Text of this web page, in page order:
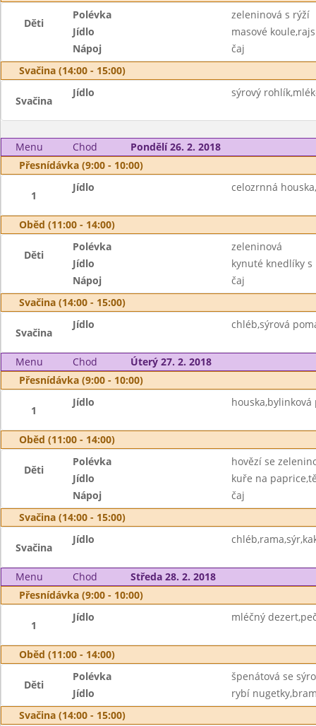
Děti
Polévka
zeleninová s rýží
Jídlo
masové
Nápoj
čaj
Svačina (14:00 - 15:00)
Svačina
Jídlo sýrový
Menu Chod
Pondělí 26. 2. 2018
Přesnídávka (9:00 - 10:00)
1
Jídlo celozrnná
Oběd (11:00 - 14:00)
Děti
Polévka
zeleninová
Jídlo
kynuté knedlíky
Nápoj
čaj
Svačina (14:00 - 15:00)
Svačina
Jídlo chléb,sýrová
Menu Chod
Úterý 27. 2. 2018
Přesnídávka (9:00 - 10:00)
1
Jídlo houska,bylinková
Oběd (11:00 - 14:00)
Děti
Polévka
hovězí se
Jídlo
kuře na
Nápoj
čaj
Svačina (14:00 - 15:00)
Svačina
Jídlo
Menu Chod
Středa 28. 2. 2018
Přesnídávka (9:00 - 10:00)
1
Jídlo mléčný
Oběd (11:00 - 14:00)
Děti
Polévka
špenátová se
Jídlo
rybí
Svačina (14:00 - 15:00)